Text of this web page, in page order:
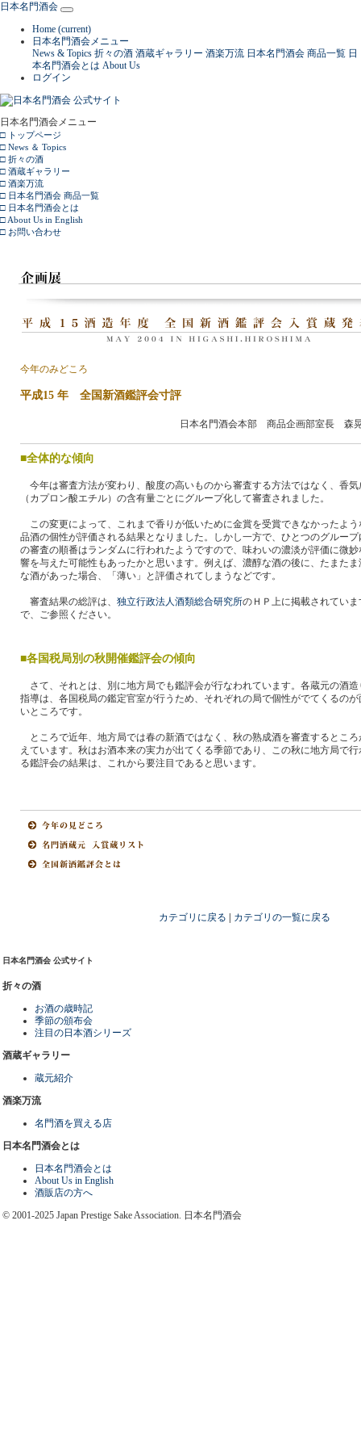
日本名門酒会
Home (current)
日本名門酒会メニュー
News & Topics 折々の酒 酒蔵ギャラリー 酒楽万流 日本名門酒会 商品一覧 日
本名門酒会とは About Us
ログイン
日本名門酒会メニュー
□ トップページ
□ News ＆ Topics
□ 折々の酒
□ 酒蔵ギャラリー
□ 酒楽万流
□ 日本名門酒会 商品一覧
□ 日本名門酒会とは
□ About Us in English
□ お問い合わせ
今年のみどころ
平成15 年 全国新酒鑑評会寸評
日本名門酒会本部 商品企画部室長 森
■全体的な傾向
今年は審査方法が変わり、酸度の高いものから審査する方法ではなく、香気
（カプロン酸エチル）の含有量ごとにグループ化して審査されました。
この変更によって、これまで香りが低いために金賞を受賞できなかったよう
品酒の個性が評価される結果となりました。しかし一方で、ひとつのグループ
の審査の順番はランダムに行われたようですので、味わいの濃淡が評価に微妙
響を与えた可能性もあったかと思います。例えば、濃醇な酒の後に、たまたま
な酒があった場合、「薄い」と評価されてしまうなどです。
審査結果の総評は、 独立行政法人酒類総合研究所のＨＰ上に掲載されていま
で、ご参照ください。
■各国税局別の秋開催鑑評会の傾向
さて、それとは、別に地方局でも鑑評会が行なわれています。各蔵元の酒造
指導は、各国税局の鑑定官室が行うため、それぞれの局で個性がでてくるのが
いところです。
ところで近年、地方局では春の新酒ではなく、秋の熟成酒を審査するところ
えています。秋はお酒本来の実力が出てくる季節であり、この秋に地方局で行
る鑑評会の結果は、これから要注目であると思います。
カテゴリに戻る カテゴリの一覧に戻る
日本名門酒会 公式サイト
折々の酒
お酒の歳時記
季節の頒布会
注目の日本酒シリーズ
酒蔵ギャラリー
蔵元紹介
酒楽万流
名門酒を買える店
日本名門酒会とは
日本名門酒会とは
About Us in English
酒販店の方へ
© 2001-2025 Japan Prestige Sake Association. 日本名門酒会